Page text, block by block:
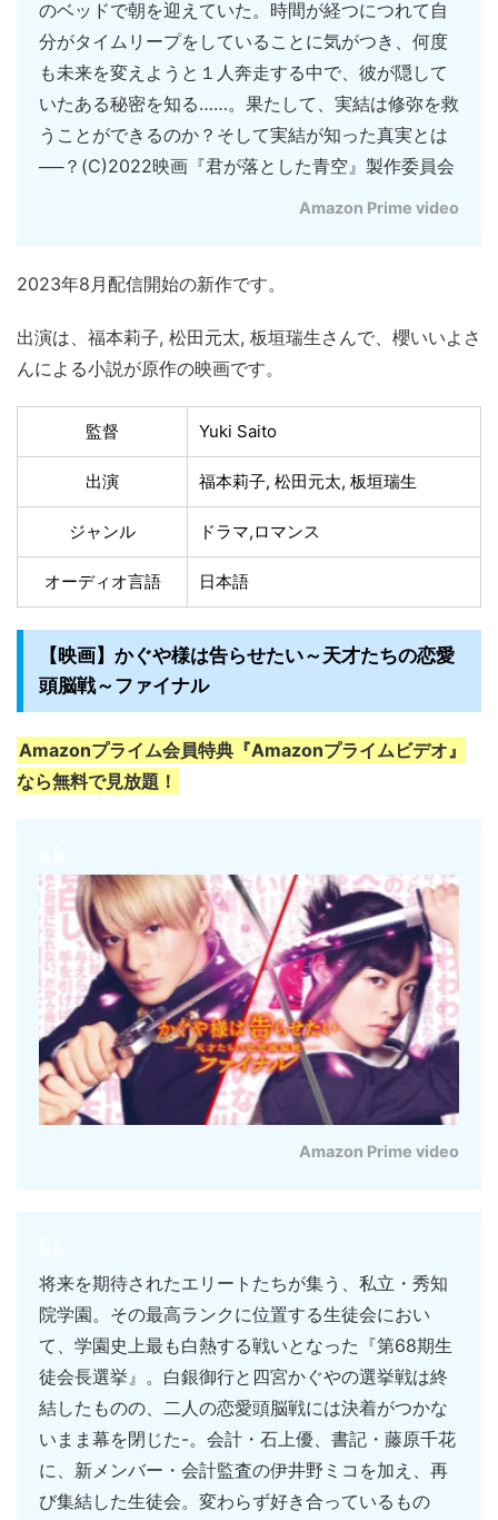
のベッドで朝を迎えていた。時間が経つにつれて自
分がタイムリープをしていることに気がつき、何度
も未来を変えようと１人奔走する中で、彼が隠して
いたある秘密を知る……。果たして、実結は修弥を救
うことができるのか？そして実結が知った真実とは
──？(C)2022映画『君が落とした青空』製作委員会
Amazon Prime video
2023年8月配信開始の新作です。
出演は、福本莉子, 松田元太, 板垣瑞生さんで、櫻いいよさ
んによる小説が原作の映画です。
監督 Yuki Saito
出演 福本莉子, 松田元太, 板垣瑞生
ジャンル ドラマ,ロマンス
オーディオ言語 日本語
【映画】かぐや様は告らせたい～天才たちの恋愛
頭脳戦～ファイナル
Amazonプライム会員特典『Amazonプライムビデオ』
なら無料で見放題！
Amazon Prime video
将来を期待されたエリートたちが集う、私立・秀知
院学園。その最高ランクに位置する生徒会におい
て、学園史上最も白熱する戦いとなった『第68期生
徒会長選挙』。白銀御行と四宮かぐやの選挙戦は終
結したものの、二人の恋愛頭脳戦には決着がつかな
いまま幕を閉じた-。会計・石上優、書記・藤原千花
に、新メンバー・会計監査の伊井野ミコを加え、再
び集結した生徒会。変わらず好き合っているもの